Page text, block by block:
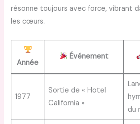
résonne toujours avec force, vibrant
les cœurs.
Année
Événement
1977
Sortie de « Hotel
California »
du